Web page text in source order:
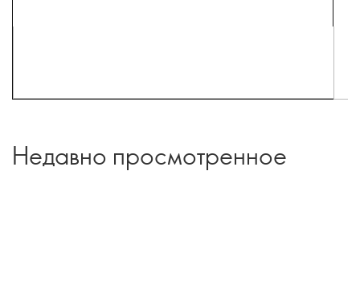
Недавно просмотренное